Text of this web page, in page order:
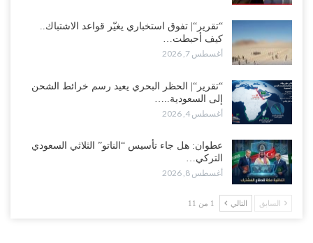
“تقرير“| تفوق استخباري يغيّر قواعد الاشتباك..
كيف أحبطت…
أغسطس 7, 2026
“تقرير“| الحظر البحري يعيد رسم خرائط الشحن
إلى السعودية..…
أغسطس 4, 2026
عطوان: هل جاء تأسيس “الناتو” الثلاثي السعودي
التركي…
أغسطس 8, 2026
السابق التالي 1 من 11